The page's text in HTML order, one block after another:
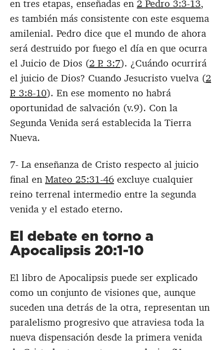
en tres etapas, enseñadas en 2 Pedro 3:3-13,
es también más consistente con este esquema
amilenial. Pedro dice que el mundo de ahora
será destruido por fuego el día en que ocurra
el Juicio de Dios (2 P. 3:7). ¿Cuándo ocurrirá
el juicio de Dios? Cuando Jesucristo vuelva (2
P. 3:8-10). En ese momento no habrá
oportunidad de salvación (v.9). Con la
Segunda Venida será establecida la Tierra
Nueva.
7- La enseñanza de Cristo respecto al juicio
final en Mateo 25:31-46 excluye cualquier
reino terrenal intermedio entre la segunda
venida y el estado eterno.
El debate en torno a
Apocalipsis 20:1-10
El libro de Apocalipsis puede ser explicado
como un conjunto de visiones que, aunque
suceden una detrás de la otra, representan un
paralelismo progresivo que atraviesa toda la
nueva dispensación desde la primera venida